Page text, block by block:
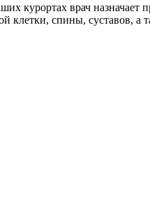
курортах врач назначает
клетки, спины, суставов, а